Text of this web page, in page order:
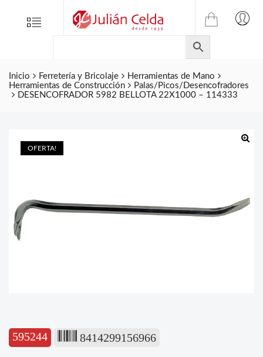
Menu
TIENDA
ONLINE
DE
JULIAN
CELDA
S.L.
Inicio Ferretería y Bricolaje
Herramientas de Mano
Herramientas de Construcción
Palas/Picos/Desencofradores
DESENCOFRADOR 5982 BELLOTA 22X1000 – 114333
OFERTA!
595244 8414299156966
Folletos
Contacto